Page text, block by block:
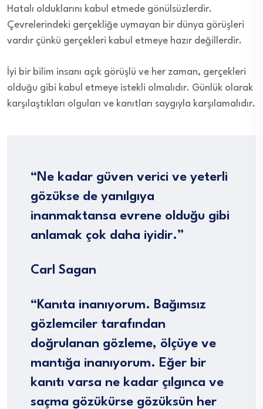
Hatalı olduklarını kabul etmede gönülsüzlerdir.
Çevrelerindeki gerçekliğe uymayan bir dünya görüşleri
vardır çünkü gerçekleri kabul etmeye hazır değillerdir.
İyi bir bilim insanı açık görüşlü ve her zaman, gerçekleri
olduğu gibi kabul etmeye istekli olmalıdır. Günlük olarak
karşılaştıkları olguları ve kanıtları saygıyla karşılamalıdır.
“Ne kadar güven verici ve yeterli
gözükse de yanılgıya
inanmaktansa evrene olduğu gibi
anlamak çok daha iyidir.”
Carl Sagan
“Kanıta inanıyorum. Bağımsız
gözlemciler tarafından
doğrulanan gözleme, ölçüye ve
mantığa inanıyorum. Eğer bir
kanıtı varsa ne kadar çılgınca ve
saçma gözükürse gözüksün her